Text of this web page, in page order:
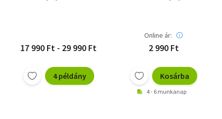
17 990 Ft - 29 990 Ft
4 példány
Online ár:
2 990 Ft
Kosárba
4 - 6 munkanap